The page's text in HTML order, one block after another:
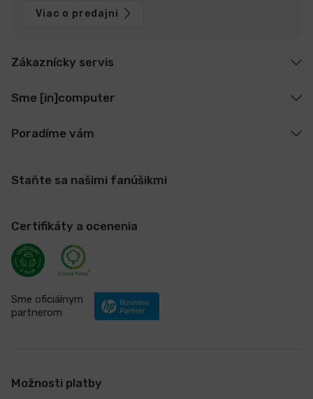
Viac o predajni
Zákaznícky servis
Sme [in]computer
Poradíme vám
Staňte sa našimi fanúšikmi
Certifikáty a ocenenia
Sme oficiálnym
partnerom
Možnosti platby